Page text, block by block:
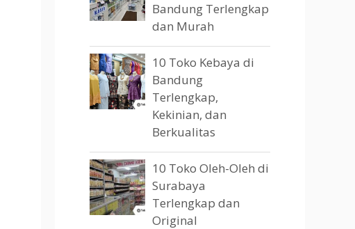
Bandung Terlengkap
dan Murah
10 Toko Kebaya di
Bandung
Terlengkap,
Kekinian, dan
Berkualitas
10 Toko Oleh-Oleh di
Surabaya
Terlengkap dan
Original